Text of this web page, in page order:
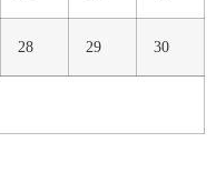
28 29 30